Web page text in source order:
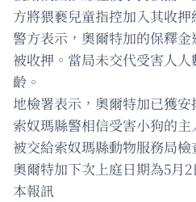
方將猥褻兒童指控加入其收押
警方表示，奧爾特加的保釋
被收押。當局未交代受害人
齡。
地檢署表示，奧爾特加已獲安
索奴瑪縣警相信受害小狗的
被交給索奴瑪縣動物服務局檢
奧爾特加下次上庭日期為5月2
本報訊